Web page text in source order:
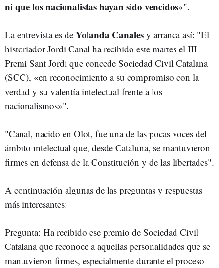
ni que los nacionalistas hayan sido vencidos»".
La entrevista es de Yolanda Canales y arranca así: "El
historiador Jordi Canal ha recibido este martes el III
Premi Sant Jordi que concede Sociedad Civil Catalana
(SCC), «en reconocimiento a su compromiso con la
verdad y su valentía intelectual frente a los
nacionalismos»".
"Canal, nacido en Olot, fue una de las pocas voces del
ámbito intelectual que, desde Cataluña, se mantuvieron
firmes en defensa de la Constitución y de las libertades".
A continuación algunas de las preguntas y respuestas
más interesantes:
Pregunta: Ha recibido ese premio de Sociedad Civil
Catalana que reconoce a aquellas personalidades que se
mantuvieron firmes, especialmente durante el proceso